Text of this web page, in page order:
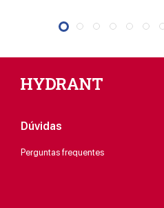
Dúvidas
Perguntas frequentes